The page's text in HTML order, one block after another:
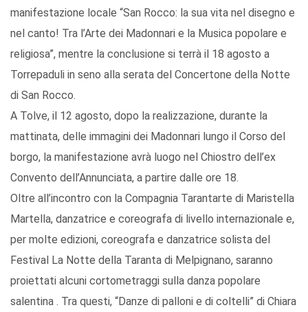
manifestazione locale “San Rocco: la sua vita nel disegno e
nel canto! Tra l’Arte dei Madonnari e la Musica popolare e
religiosa”, mentre la conclusione si terrà il 18 agosto a
Torrepaduli in seno alla serata del Concertone della Notte
di San Rocco.
A Tolve, il 12 agosto, dopo la realizzazione, durante la
mattinata, delle immagini dei Madonnari lungo il Corso del
borgo, la manifestazione avrà luogo nel Chiostro dell’ex
Convento dell’Annunciata, a partire dalle ore 18.
Oltre all’incontro con la Compagnia Tarantarte di Maristella
Martella, danzatrice e coreografa di livello internazionale e,
per molte edizioni, coreografa e danzatrice solista del
Festival La Notte della Taranta di Melpignano, saranno
proiettati alcuni cortometraggi sulla danza popolare
salentina . Tra questi, “Danze di palloni e di coltelli” di Chiara